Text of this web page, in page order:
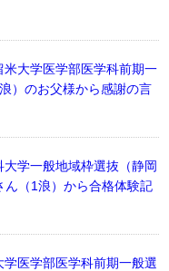
米大学医学部医学科前期一
）のお父様から感謝の言
大学一般地域枠選抜（静岡
ん（1浪）から合格体験記
学医学部医学科前期一般選